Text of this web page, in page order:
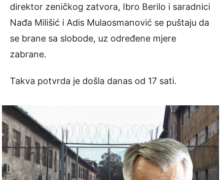
direktor zeničkog zatvora, Ibro Berilo i saradnici
Nađa Milišić i Adis Mulaosmanović se puštaju da
se brane sa slobode, uz određene mjere
zabrane.
Takva potvrda je došla danas od 17 sati.